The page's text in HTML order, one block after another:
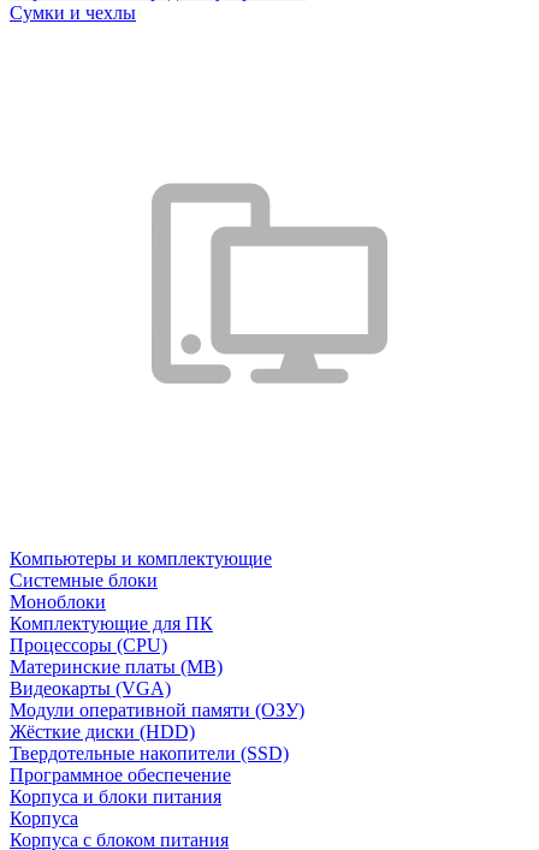
Сумки и чехлы
Компьютеры и комплектующие
Системные блоки
Моноблоки
Комплектующие для ПК
Процессоры (CPU)
Материнские платы (MB)
Видеокарты (VGA)
Модули оперативной памяти (ОЗУ)
Жёсткие диски (HDD)
Твердотельные накопители (SSD)
Программное обеспечение
Корпуса и блоки питания
Корпуса
Корпуса с блоком питания